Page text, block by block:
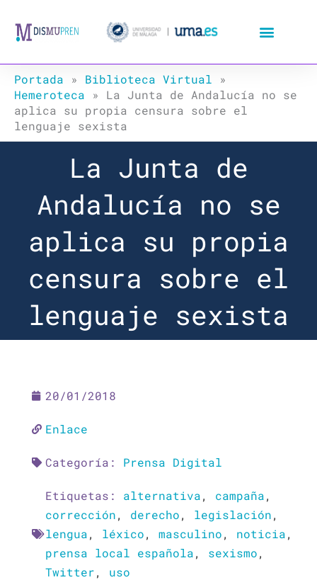
Portada » Biblioteca Virtual »
Hemeroteca » La Junta de Andalucía no se
aplica su propia censura sobre el
lenguaje sexista
La Junta de
Andalucía no se
aplica su propia
censura sobre el
lenguaje sexista
20/01/2018
Enlace
Categoría: Prensa Digital
Etiquetas: alternativa, campaña,
corrección, derecho, legislación,
lengua, léxico, masculino, noticia,
prensa local española, sexismo,
Twitter, uso